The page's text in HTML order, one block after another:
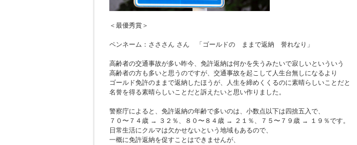
＜最優秀賞＞
ペンネーム：さささん さん 「ゴールドの ままで返納 誉れなり」
高齢者の交通事故が多い昨今、免許返納は何かを失うみたいで寂しいといういう
高齢者の方も多いと思うのですが、交通事故を起こして人生台無しになるより
ゴールド免許のままで返納したほうが、人生を締めくくるのに素晴らしいことだと
名誉を得る素晴らしいことだと訴えたいと思い作りました。
警察庁によると、免許返納の年齢で多いのは、小数点以下は四捨五入で、
７０〜７４歳 → ３２％、８０〜８４歳 → ２１％、７５〜７９歳 → １９％です。
日常生活にクルマは欠かせないという地域もあるので、
一概に免許返納を促すことはできませんが、